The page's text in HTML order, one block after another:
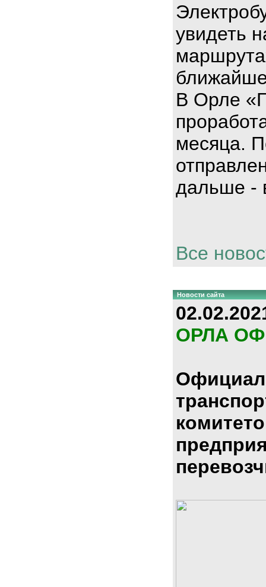
увидеть
В Орле
месяца.
дальше -
Все
Новости сайта
ОРЛА